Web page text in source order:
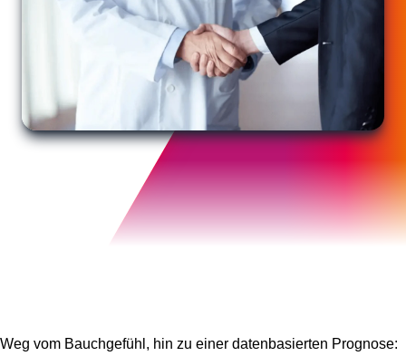
Weg vom Bauchgefühl, hin zu einer datenbasierten Prognose: